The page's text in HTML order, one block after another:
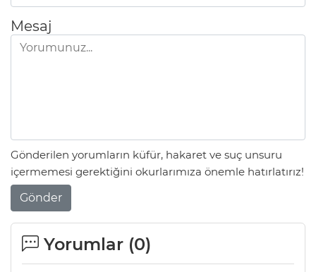
Mesaj
Gönderilen yorumların küfür, hakaret ve suç unsuru
içermemesi gerektiğini okurlarımıza önemle hatırlatırız!
Gönder
Yorumlar (0)